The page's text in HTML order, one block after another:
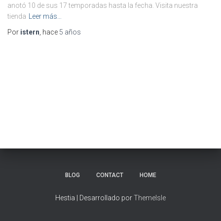
anotó 10 de sus 17 temporadas hasta la fecha. Visita nuestra
tienda
Leer más…
Por istern , hace 5 años
BLOG CONTACT HOME
Hestia | Desarrollado porThemeIsle